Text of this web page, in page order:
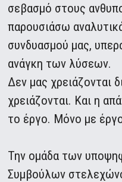
σεβασμό στους
παρουσιάσω
συνδυασμού μας,
ανάγκη των λύσεων.
Δεν μας χρειάζονται
χρειάζονται. Και η
το έργο. Μόνο με
Την ομάδα των
Συμβούλων